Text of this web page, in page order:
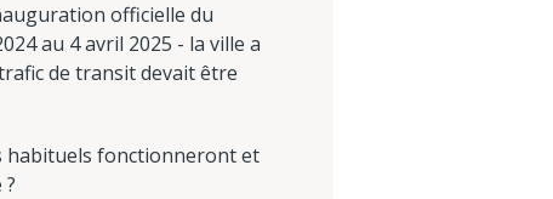
officielle du
au 4 avril 2025 - la ville a
de transit devait être
habituels fonctionneront et